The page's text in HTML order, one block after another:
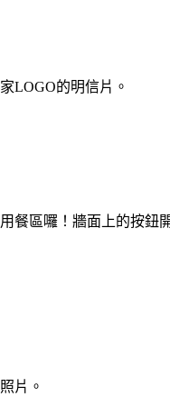
LOGO的明信片。
餐區囉！牆面上的按鈕
片。